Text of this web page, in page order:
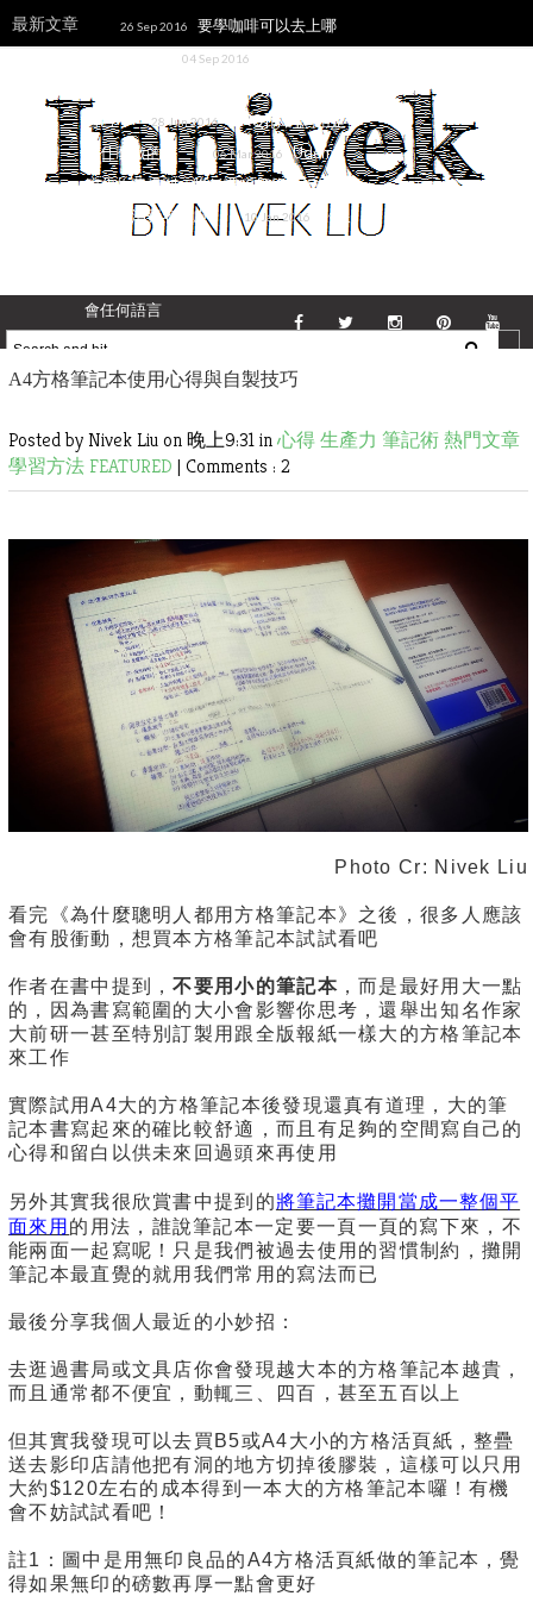
最新文章 26 Sep 2016
要學咖啡可以去上哪
04 Sep 2016
考》從不斷捨棄過去的成功過程中提升
自己
28 Jun 2016
[FAQ]你的網站是
用什麼做的？
06 Mar 2016
Udemy
簡化收費規則，降低課程價格與折扣成
數減少消費者疑慮
10 Jan 2016
《跟
會任何語言
A4方格筆記本使用心得與自製技巧
Posted by Nivek Liu on 晚上9:31 in心得生產力 筆記術熱門文章
學習方法 FEATURED | Comments : 2
Photo Cr: Nivek Liu
看完《為什麼聰明人都用方格筆記本》之後，很多人應該
會有股衝動，想買本方格筆記本試試看吧
作者在書中提到，不要用小的筆記本，而是最好用大一點
的，因為書寫範圍的大小會影響你思考，還舉出知名作家
大前研一甚至特別訂製用跟全版報紙一樣大的方格筆記本
來工作
實際試用A4大的方格筆記本後發現還真有道理，大的筆
記本書寫起來的確比較舒適，而且有足夠的空間寫自己的
心得和留白以供未來回過頭來再使用
另外其實我很欣賞書中提到的將筆記本攤開當成一整個平
面來用的用法，誰說筆記本一定要一頁一頁的寫下來，不
能兩面一起寫呢！只是我們被過去使用的習慣制約，攤開
筆記本最直覺的就用我們常用的寫法而已
最後分享我個人最近的小妙招：
去逛過書局或文具店你會發現越大本的方格筆記本越貴，
而且通常都不便宜，動輒三、四百，甚至五百以上
但其實我發現可以去買B5或A4大小的方格活頁紙，整疊
送去影印店請他把有洞的地方切掉後膠裝，這樣可以只用
大約$120左右的成本得到一本大的方格筆記本囉！有機
會不妨試試看吧！
註1：圖中是用無印良品的A4方格活頁紙做的筆記本，覺
得如果無印的磅數再厚一點會更好